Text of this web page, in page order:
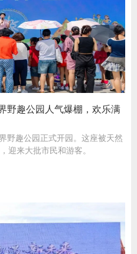
野趣公园人气爆棚，欢乐满
野趣公园正式开园。这座被天然
迎来大批市民和游客。